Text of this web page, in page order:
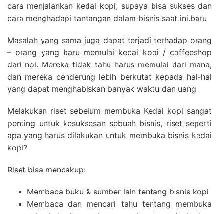
cara menjalankan kedai kopi, supaya bisa sukses dan
cara menghadapi tantangan dalam bisnis saat ini.baru
Masalah yang sama juga dapat terjadi terhadap orang
– orang yang baru memulai kedai kopi / coffeeshop
dari nol. Mereka tidak tahu harus memulai dari mana,
dan mereka cenderung lebih berkutat kepada hal-hal
yang dapat menghabiskan banyak waktu dan uang.
Melakukan riset sebelum membuka Kedai kopi sangat
penting untuk kesuksesan sebuah bisnis, riset seperti
apa yang harus dilakukan untuk membuka bisnis kedai
kopi?
Riset bisa mencakup:
Membaca buku & sumber lain tentang bisnis kopi
Membaca dan mencari tahu tentang membuka